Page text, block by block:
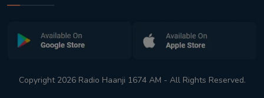
Copyright 2026 Radio Haanji 1674 AM - All Rights Reserved.